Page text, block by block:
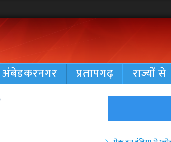
अंबेडकरनगर प्रतापगढ़ राज्यों से